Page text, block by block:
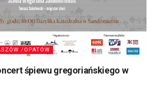
/OPATÓW
śpiewu gregoriańskiego w